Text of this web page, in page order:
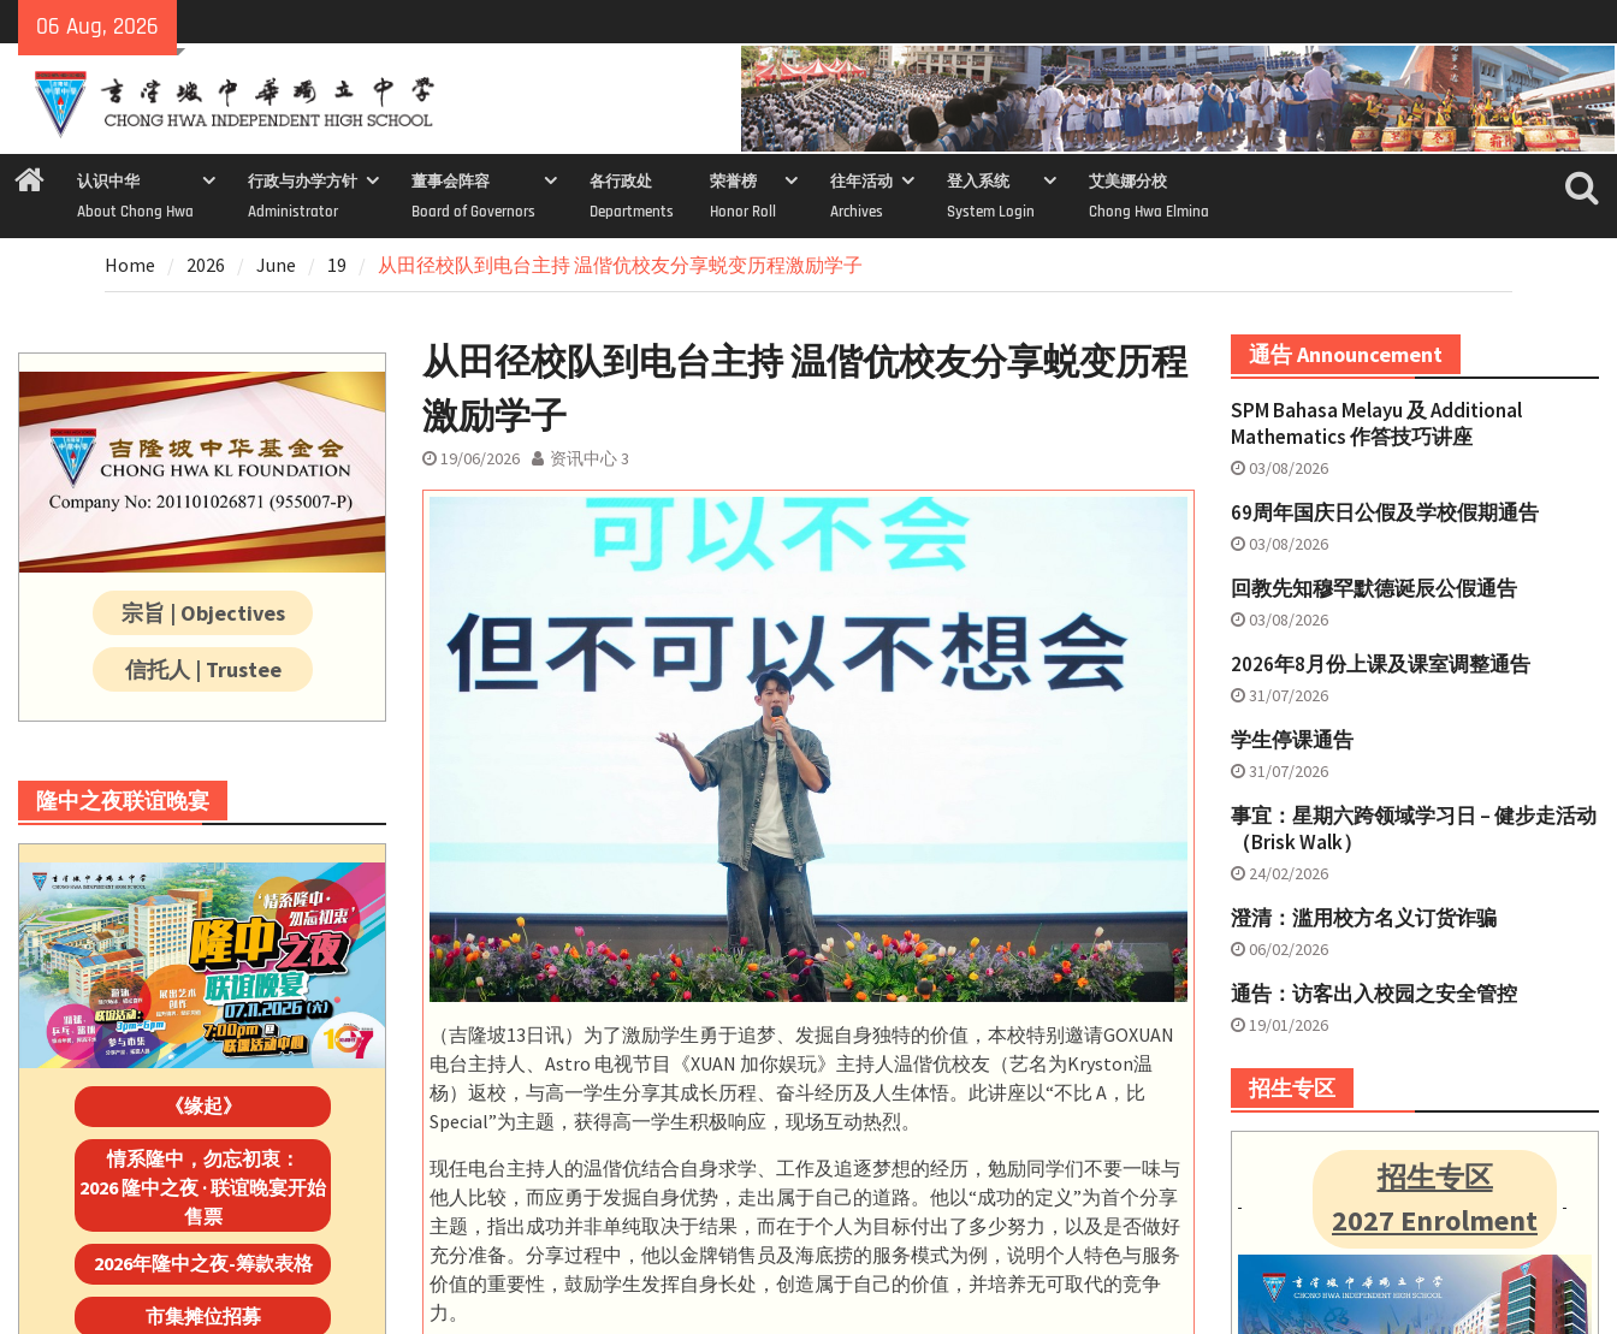
to
content
06 Aug, 2026
Home认识中华
About Chong Hwa
行政与办学方针
Administrator
董事会阵容
Board of Governors
各行政处
Departments
荣誉榜
Honor Roll
往年活动
Archives
登入系统
System Login
艾美娜分校
Chong Hwa Elmina
Home 2026 June 19 从田径校队到电台主持 温偕伉校友分享蜕变历程激励学子
从田径校队到电台主持 温偕伉校友分享蜕变历程
激励学子
19/06/2026 资讯中心 3
（吉隆坡13日讯）为了激励学生勇于追梦、发掘自身独特的价值，本校特别邀请GOXUAN
电台主持人、Astro 电视节目《XUAN 加你娱玩》主持人温偕伉校友（艺名为Kryston温
杨）返校，与高一学生分享其成长历程、奋斗经历及人生体悟。此讲座以“不比 A，比
Special”为主题，获得高一学生积极响应，现场互动热烈。
现任电台主持人的温偕伉结合自身求学、工作及追逐梦想的经历，勉励同学们不要一味与
他人比较，而应勇于发掘自身优势，走出属于自己的道路。他以“成功的定义”为首个分享
主题，指出成功并非单纯取决于结果，而在于个人为目标付出了多少努力，以及是否做好
充分准备。分享过程中，他以金牌销售员及海底捞的服务模式为例，说明个人特色与服务
价值的重要性，鼓励学生发挥自身长处，创造属于自己的价值，并培养无可取代的竞争
力。
通告 Announcement
SPM Bahasa Melayu 及 Additional
Mathematics 作答技巧讲座
03/08/2026
69周年国庆日公假及学校假期通告
03/08/2026
回教先知穆罕默德诞辰公假通告
03/08/2026
2026年8月份上课及课室调整通告
31/07/2026
学生停课通告
31/07/2026
事宜：星期六跨领域学习日 – 健步走活动
（Brisk Walk）
24/02/2026
澄清：滥用校方名义订货诈骗
06/02/2026
通告：访客出入校园之安全管控
19/01/2026
招生专区
招生专区
2027 Enrolment
宗旨 | Objectives
信托人 | Trustee
隆中之夜联谊晚宴
《缘起》
情系隆中，勿忘初衷：
2026 隆中之夜 · 联谊晚宴开始
售票
2026年隆中之夜-筹款表格
市集摊位招募